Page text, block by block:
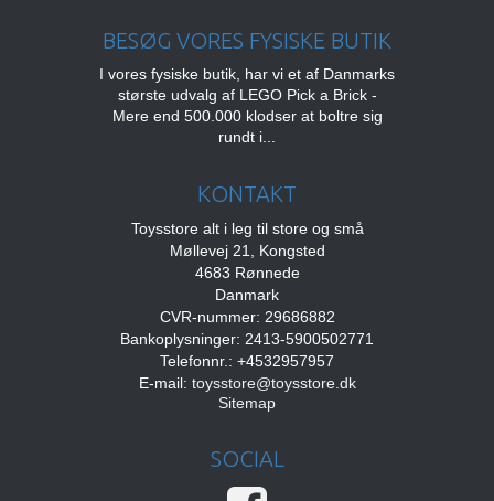
BESØG VORES FYSISKE BUTIK
I vores fysiske butik, har vi et af Danmarks
største udvalg af LEGO Pick a Brick -
Mere end 500.000 klodser at boltre sig
rundt i...
KONTAKT
Toysstore alt i leg til store og små
Møllevej 21, Kongsted
4683 Rønnede
Danmark
CVR-nummer: 29686882
Bankoplysninger: 2413-5900502771
Telefonnr.: +4532957957
E-mail: toysstore@toysstore.dk
Sitemap
SOCIAL